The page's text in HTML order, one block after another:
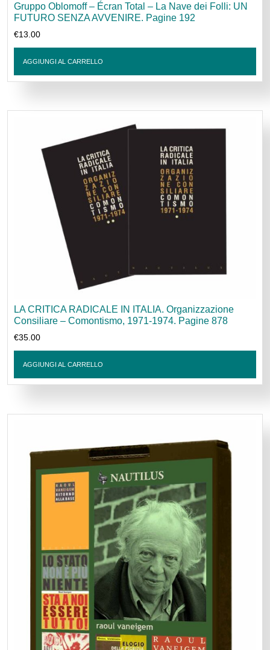
Gruppo Oblomoff – Écran Total – La Nave dei Folli: UN
FUTURO SENZA AVVENIRE. Pagine 192
€13.00
AGGIUNGI AL CARRELLO
LA CRITICA RADICALE IN ITALIA. Organizzazione
Consiliare – Comontismo, 1971-1974. Pagine 878
€35.00
AGGIUNGI AL CARRELLO